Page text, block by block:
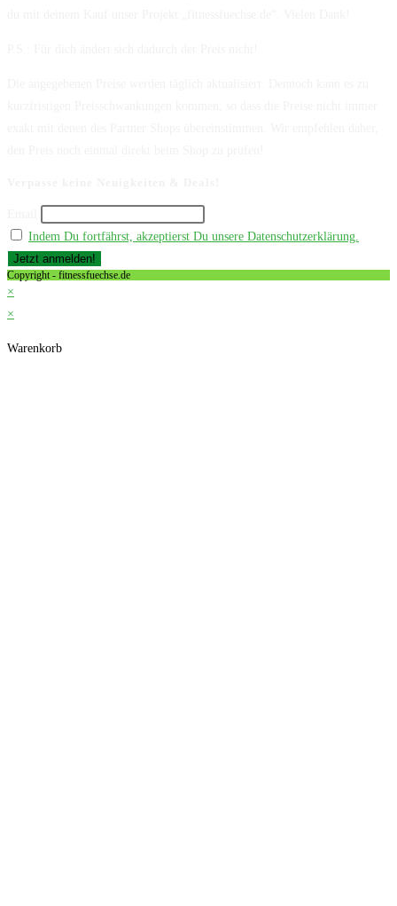
Indem Du fortfährst, akzeptierst Du unsere Datenschutzerklärung.
Copyright - fitnessfuechse.de
×
×
Warenkorb